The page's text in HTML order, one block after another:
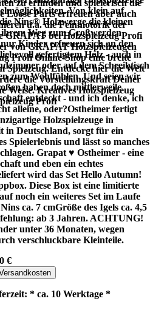
zu erfinden und spielerisch die
Loose Parts erfreuen aber auch
u.a. die Feinmotorik der
GRAPAT bei Holzspielzeug Profi
von GRAPAT Holzspielzeugen
Profi Online-Shop eine breite
Spielzeug. Entdecke hier die Welt
die Vorstellungskraft Deiner
Weise. Kreatives Holzspielzeug
Profi
Von klein auf
Nins® Holzwerge die kleinen
Weg zum Großwerden
Kinder erfreuen sich an den
gefertigtem Holz - auch in
oder auf dem Schreibtisch
zum Wohlfühlen. Und seien wir
haben doch mittlerweile
entdeckt - und ich denke, ich
alleine, oder?Ostheimer fertigt
Holzspielzeuge in
in Deutschland, sorgt für ein
Spielerlebnis und lässt so manches
Grapat ♥ Ostheimer - eine
und eben ein echtes
wird das Set Hello Autumn!
Diese Box ist eine limitierte
noch ein weiteres Set im Laufe
ca. 7 cmGröße des Igels ca. 4,5
ab 3 Jahren. ACHTUNG!
unter 36 Monaten, wegen
verschluckbare Kleinteile.
€
* ca. 10 Werktage *